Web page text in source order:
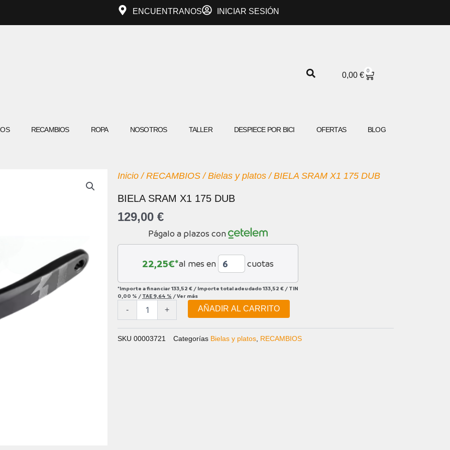
ENCUENTRANOS INICIAR SESIÓN
0,00 €
0
CARRITO
RECAMBIOS ROPA NOSOTROS TALLER DESPIECE POR BICI OFERTAS BLOG
Inicio /RECAMBIOS /Bielas y platos / BIELA SRAM X1 175 DUB
BIELA SRAM X1 175 DUB
129,00 €
Págalo a plazos con
22,25€*al mes en cuotas
*Importe a financiar133,52 € / Importe total adeudado133,52 € / TIN
0,00 % / TAE 9,64 % /Ver más
-
cantidad
+ AÑADIR AL CARRITO
SKU 00003721 Categorías Bielas y platos, RECAMBIOS